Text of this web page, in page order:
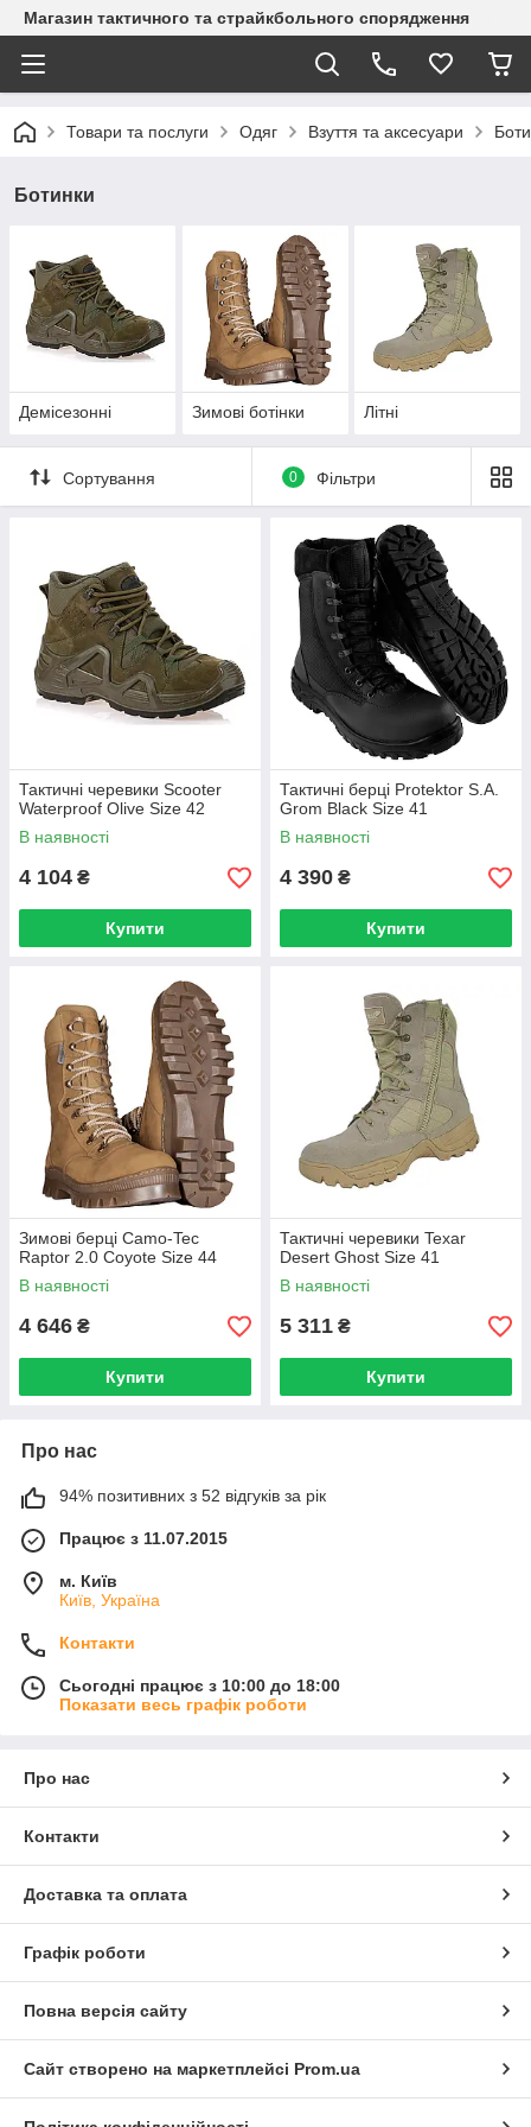
Магазин тактичного та страйкбольного спорядження
Товари та послуги Одяг Взуття та аксесуари
Ботинки
Демісезонні Зимові ботінки Літні
Сортування 0 Фільтри
Тактичні черевики Scooter
Waterproof Olive Size 42
В наявності
4 104 ₴
Купити
Тактичні берці Protektor S.A.
Grom Black Size 41
В наявності
4 390 ₴
Купити
Зимові берці Camo-Tec
Raptor 2.0 Coyote Size 44
В наявності
4 646 ₴
Купити
Тактичні черевики Texar
Desert Ghost Size 41
В наявності
5 311 ₴
Купити
Про нас
94% позитивних з 52 відгуків за рік
Працює з 11.07.2015
м. Київ
Київ, Україна
Контакти
Сьогодні працює з 10:00 до 18:00
Показати весь графік роботи
Про нас
Контакти
Доставка та оплата
Графік роботи
Повна версія сайту
Сайт створено на маркетплейсі Prom.ua